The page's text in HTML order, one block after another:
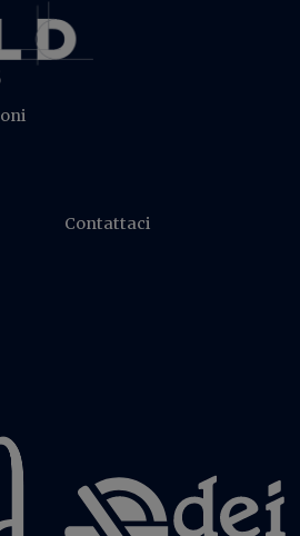
Contattaci